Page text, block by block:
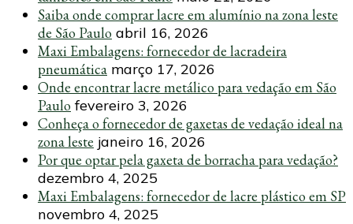
Saiba onde comprar lacre em alumínio na zona leste
de São Paulo abril 16, 2026
Maxi Embalagens: fornecedor de lacradeira
pneumática março 17, 2026
Onde encontrar lacre metálico para vedação em São
Paulo fevereiro 3, 2026
Conheça o fornecedor de gaxetas de vedação ideal na
zona leste janeiro 16, 2026
Por que optar pela gaxeta de borracha para vedação?
dezembro 4, 2025
Maxi Embalagens: fornecedor de lacre plástico em SP
novembro 4, 2025